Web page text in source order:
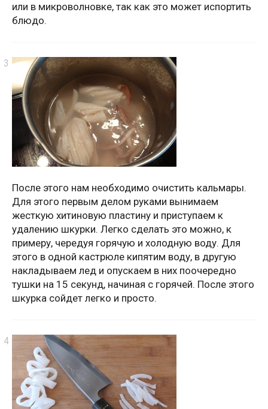
или в микроволновке, так как это может испортить
блюдо.
После этого нам необходимо очистить кальмары.
Для этого первым делом руками вынимаем
жесткую хитиновую пластину и приступаем к
удалению шкурки. Легко сделать это можно, к
примеру, чередуя горячую и холодную воду. Для
этого в одной кастрюле кипятим воду, в другую
накладываем лед и опускаем в них поочередно
тушки на 15 секунд, начиная с горячей. После этого
шкурка сойдет легко и просто.